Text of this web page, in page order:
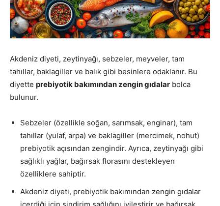
Akdeniz diyeti, zeytinyağı, sebzeler, meyveler, tam
tahıllar, baklagiller ve balık gibi besinlere odaklanır. Bu
diyette prebiyotik bakımından zengin gıdalar bolca
bulunur.
Sebzeler (özellikle soğan, sarımsak, enginar), tam
tahıllar (yulaf, arpa) ve baklagiller (mercimek, nohut)
prebiyotik açısından zengindir. Ayrıca, zeytinyağı gibi
sağlıklı yağlar, bağırsak florasını destekleyen
özelliklere sahiptir.
Akdeniz diyeti, prebiyotik bakımından zengin gıdalar